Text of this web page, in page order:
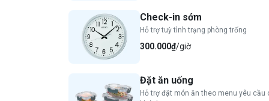
dầu gội)
Tầng 1 gồm: 1 giường 2mx2m2 + 1 sofa
Tầng 2 gồm: 1 giường và 2 đệm xếp liền
Bể bơi chung rộng 100m2
Bàn bi-a
Check-in sớm
Hỗ trợ tuỳ tình trạng phòng trống
300.000₫/giờ
Đặt ăn uống
Hỗ trợ đặt món ăn theo menu yêu cầu